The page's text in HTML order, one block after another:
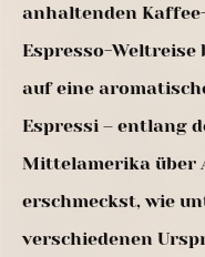
anhaltenden
Espresso-Weltreise
auf eine
Espressi – entlang
Mittelamerika über
erschmeckst, wie
verschiedenen